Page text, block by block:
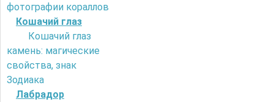
фотографии кораллов
Кошачий глаз
Кошачий глаз
камень: магические
свойства, знак
Зодиака
Лабрадор